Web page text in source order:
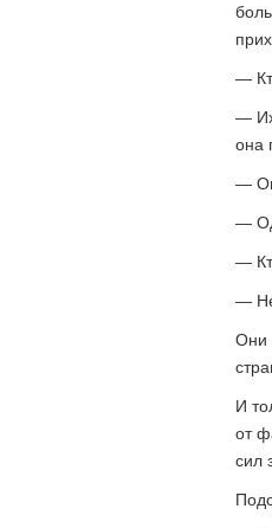
—
— Их
она
—
—
—
— Не
Они
И
от
сил